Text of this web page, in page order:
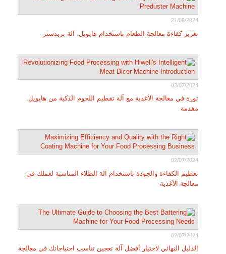
21/08/2024
تعزيز كفاءة معالجة الطعام باستخدام هايويل، آلة بريدستر
03/07/2024
ثورة في معالجة الأغذية مع آلة تقطيم اللحوم الذكية من هايويل.
مقدمة
02/07/2024
تعظيم الكفاءة والجودة باستخدام آلة الطلاء المناسبة لعملك في
معالجة الأغذية
02/07/2024
الدليل النهائي لاختيار أفضل آلة تعجين تناسب احتياجاتك في معالجة